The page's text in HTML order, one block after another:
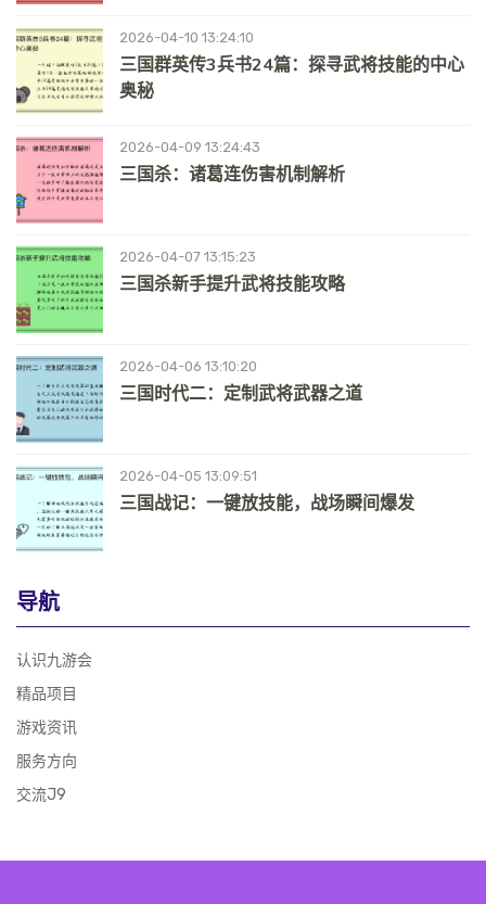
2026-04-10 13:24:10
三国群英传3兵书24篇：探寻武将技能的中心
奥秘
2026-04-09 13:24:43
三国杀：诸葛连伤害机制解析
2026-04-07 13:15:23
三国杀新手提升武将技能攻略
2026-04-06 13:10:20
三国时代二：定制武将武器之道
2026-04-05 13:09:51
三国战记：一键放技能，战场瞬间爆发
导航
认识九游会
精品项目
游戏资讯
服务方向
交流J9